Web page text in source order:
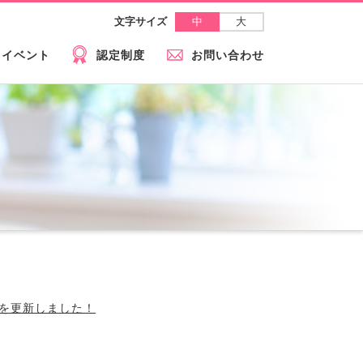
文字サイズ 中 大
イベント 認定制度 お問い合わせ
更新しました！